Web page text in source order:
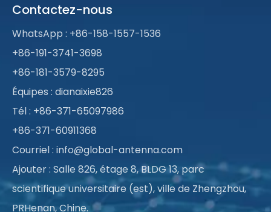
Contactez-nous
WhatsApp : +86-158-1557-1536
+86-191-3741-3698
+86-181-3579-8295
Équipes : dianaixie826
Tél : +86-371-65097986
+86-371-60911368
Courriel : info@global-antenna.com
Ajouter : Salle 826, étage 8, BLDG 13, parc
scientifique universitaire (est), ville de Zhengzhou,
PRHenan, Chine.